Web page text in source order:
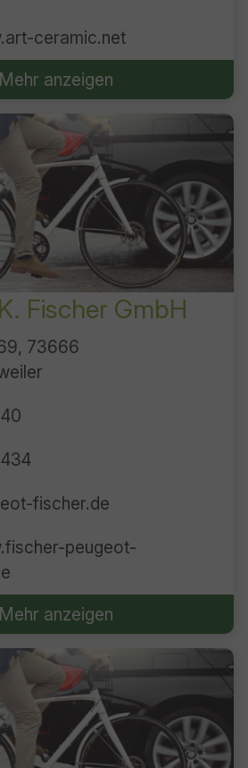
ceramic.net
anzeigen
Fischer GmbH
73666
fischer.de
peugeot-
anzeigen